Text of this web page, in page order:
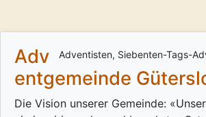
Adventisten, Siebenten-Tags-
Adv
entgemeinde
Die Vision unserer Gemeinde: